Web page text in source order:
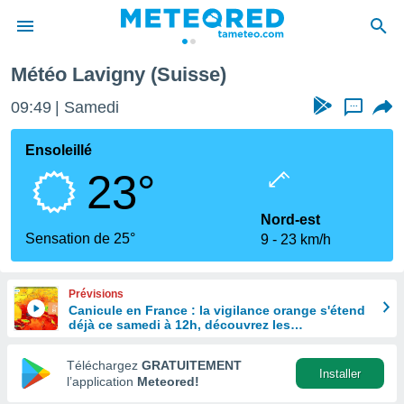
de
en
Météo Lavigny (Suisse)
09:49 Samedi ...
Ensoleillé
23°
Sensation de 25°
Nord-est
9
23 km/h
Prévisions
Canicule en France : la vigilance orange s'étend
déjà ce samedi à 12h, découvrez les
Téléchargez GRATUITEMENT
l’application Meteored!
Installer